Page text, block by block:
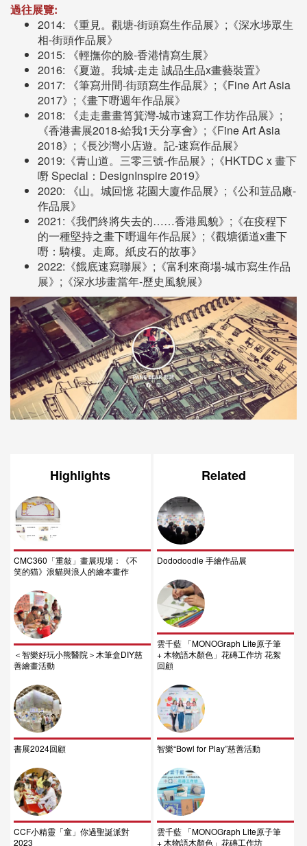
過往展覽:
2014: 《重見。觀塘-街頭寫生作品展》;《深水埗眾生
相-街頭作品展》
2015: 《輕撫你的臉-香港情寫生展》
2016: 《夏遊。我城-走走 誠品生品x畫藝裝置》
2017: 《筆寫卅間-街頭寫生作品展》;《Fine Art Asia
2017》;《畫下嘢週年作品展》
2018: 《走走畫畫筲箕灣-城市速寫工作坊作品展》;
《香港書展2018-給我1天分享會》;《Fine Art Asia
2018》;《長沙灣小店遊。記-速寫作品展》
2019:《青山道。三零三號-作品展》;《HKTDC x 畫下
嘢 Special：DesignInspire 2019》
2020: 《山。城回憶 花園大廈作品展》;《公和荳品廠-
作品展》
2021:《我們終將失去的……香港風貌》;《在疫程下
的一種堅持之畫下嘢週年作品展》;《觀塘循道x畫下
嘢：騎樓。走廊。紙皮石的故事》
2022:《餓底速寫聯展》;《富利來商場-城市寫生作品
展》;《深水埗畫當年-歷史風貌展》
Highlights
CMC360「重敍」畫展現場：《不
笑的猫》浪貓與浪人的繪本畫作
＜智樂好玩小熊醫院＞木筆盒DIY慈
善繪畫活動
書展2024回顧
CCF小精靈「童」你過聖誕派對
2023
Related
Dododoodle 手繪作品展
雲千藍 「MONOGraph Lite原子筆
+ 木物語木顏色」花磚工作坊 花絮
回顧
智樂“Bowl for Play”慈善活動
雲千藍 「MONOGraph Lite原子筆
+ 木物語木顏色」花磚工作坊